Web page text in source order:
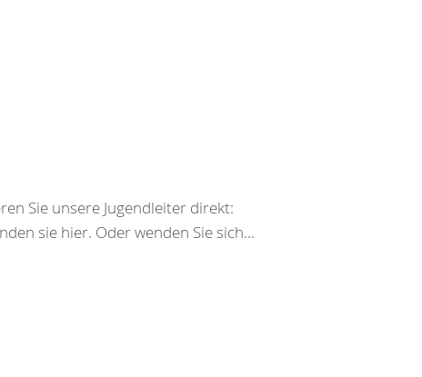
Sie unsere Jugendleiter direkt:
sie hier. Oder wenden Sie sich...